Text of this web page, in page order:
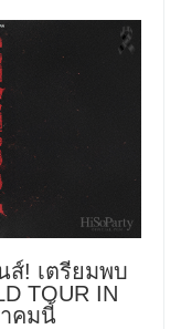
ส์! เตรียมพบ
TOUR IN
าคมนี้